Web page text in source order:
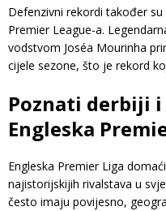
Defenzivni rekordi također
Premier League-a.
vodstvom Joséa Mourinha
cijele sezone, što je rekord
Poznati derbiji
Engleska
Engleska Premier Liga
najistorijskijih rivalstava u
često imaju povijesno,